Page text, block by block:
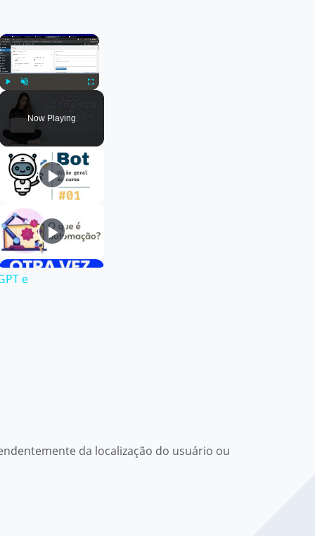
×
Unmute Fullscreen
Now Playing
e
da localização do usuário ou